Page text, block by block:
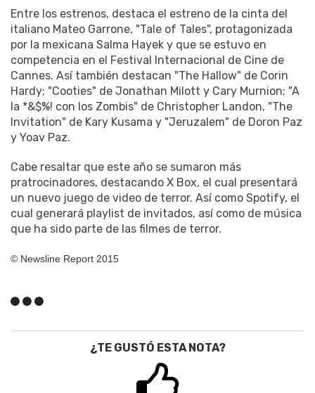
Entre los estrenos, destaca el estreno de la cinta del
italiano Mateo Garrone, "Tale of Tales", protagonizada
por la mexicana Salma Hayek y que se estuvo en
competencia en el Festival Internacional de Cine de
Cannes. Así también destacan "The Hallow" de Corin
Hardy; "Cooties" de Jonathan Milott y Cary Murnion; "A
la *&$%! con los Zombis" de Christopher Landon, "The
Invitation" de Kary Kusama y "Jeruzalem" de Doron Paz
y Yoav Paz.
Cabe resaltar que este año se sumaron más
pratrocinadores, destacando X Box, el cual presentará
un nuevo juego de video de terror. Así como Spotify, el
cual generará playlist de invitados, así como de música
que ha sido parte de las filmes de terror.
© Newsline Report 2015
¿TE GUSTÓ ESTA NOTA?